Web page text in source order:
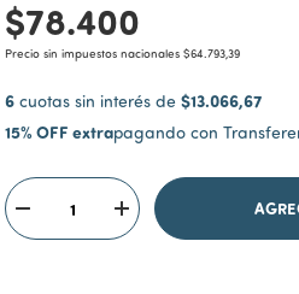
$78.400
Precio sin impuestos nacionales $64.793,39
6 cuotas sin interés de $13.066,67
15% OFF extrapagando con